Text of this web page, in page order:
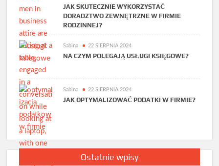
JAK SKUTECZNIE WYKORZYSTAĆ
DORADZTWO ZEWNĘTRZNE W FIRMIE
RODZINNEJ?
Sabina 22 SIERPNIA 2024
NA CZYM POLEGAJĄ USŁUGI KSIĘGOWE?
Sabina 22 SIERPNIA 2024
JAK OPTYMALIZOWAĆ PODATKI W FIRMIE?
Ostatnie wpisy